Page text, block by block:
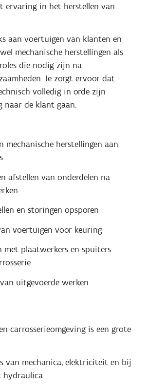
ervaring in het herstellen van
aan voertuigen van klanten en
mechanische herstellingen als
die nodig zijn na
Je zorgt ervoor dat
volledig in orde zijn
naar de klant gaan.
mechanische herstellingen aan
afstellen van onderdelen na
en storingen opsporen
voertuigen voor keuring
met plaatwerkers en spuiters
uitgevoerde werken
carrosserieomgeving is een grote
van mechanica, elektriciteit en bij
hydraulica